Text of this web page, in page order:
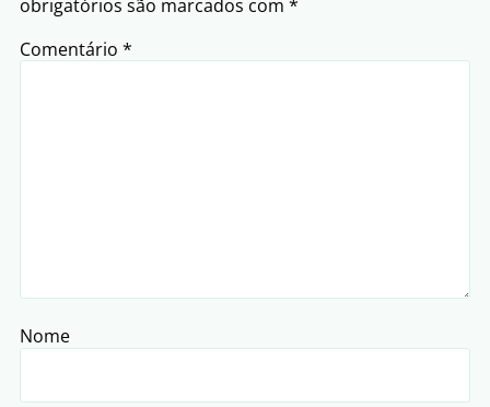
obrigatórios são marcados com *
Comentário *
Nome